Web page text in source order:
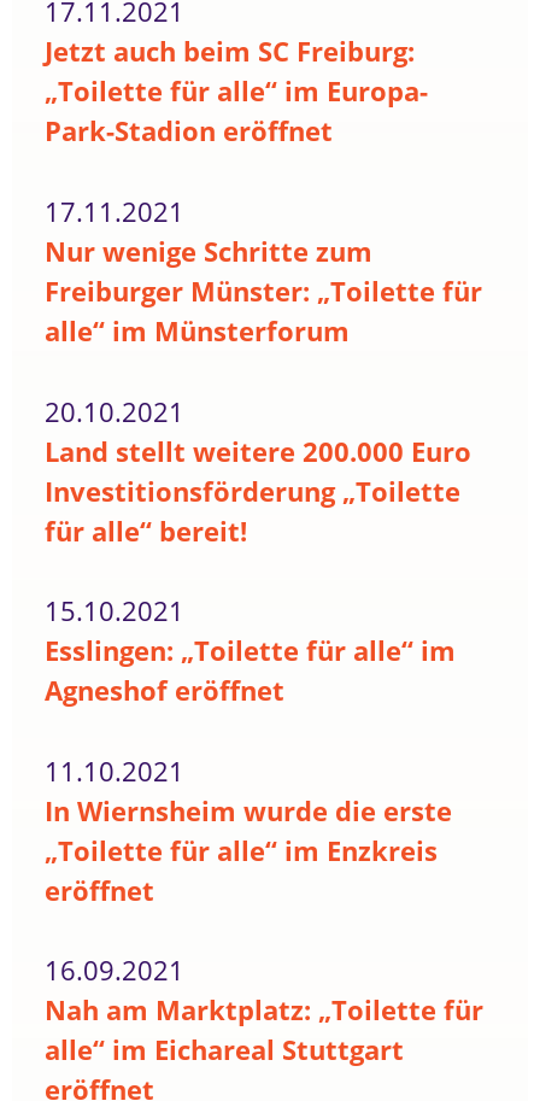
17.11.2021
Jetzt auch beim SC Freiburg:
„Toilette für alle“ im Europa-
Park-Stadion eröffnet
17.11.2021
Nur wenige Schritte zum
Freiburger Münster: „Toilette für
alle“ im Münsterforum
20.10.2021
Land stellt weitere 200.000 Euro
Investitionsförderung „Toilette
für alle“ bereit!
15.10.2021
Esslingen: „Toilette für alle“ im
Agneshof eröffnet
11.10.2021
In Wiernsheim wurde die erste
„Toilette für alle“ im Enzkreis
eröffnet
16.09.2021
Nah am Marktplatz: „Toilette für
alle“ im Eichareal Stuttgart
eröffnet